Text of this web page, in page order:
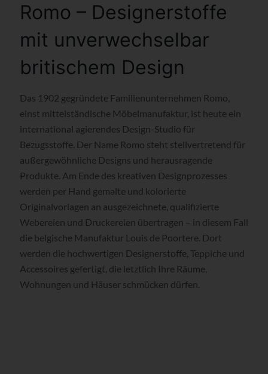
Romo – Designerstoffe
mit unverwechselbar
britischem Design
Das 1902 gegründete Familienunternehmen Romo,
einst mittelständische Möbelmanufaktur, ist heute ein
international agierendes Design-Studio für
Bezugsstoffe. Der Name Romo steht stellvertretend für
außergewöhnliche Designs und herausragende
Produkte. Am Ende des kreativen Designprozesses
werden per Hand gemalte und kolorierte
Originalvorlagen an ausgezeichnete, qualifizierte
Webereien und Druckereien übertragen – in diesem Fall
die belgische Manufaktur Louis de Poortere. Dort
werden die hochwertigen Designerstoffe, Teppiche und
Accessoires gefertigt, die letztlich Ihre Räume,
Wohnungen und Häuser schmücken dürfen.